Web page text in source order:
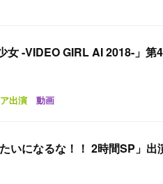
女 -VIDEO GIRL AI 2018-」第
出演 動画
いになるな！！ 2時間SP」出